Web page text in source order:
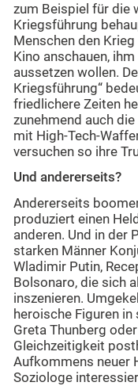
zum Beispiel für die
Kriegsführung
Menschen den
Kino anschauen,
aussetzen wollen.
Kriegsführung“
friedlichere Zeiten
zunehmend auch
mit High-Tech-
versuchen so ihre
Und andererseits?
Andererseits
produziert einen
anderen. Und in der
starken Männer
Wladimir Putin,
Bolsonaro, die sich
inszenieren.
heroische Figuren in
Greta Thunberg
Gleichzeitigkeit
Aufkommens neuer
Soziologe